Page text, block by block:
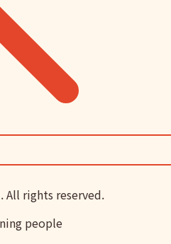
. All rights reserved.
people